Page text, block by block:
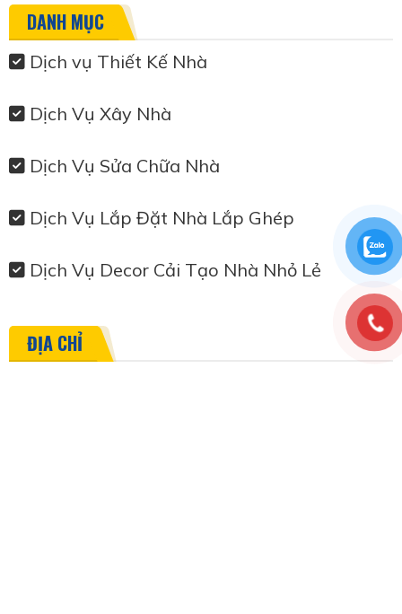
DANH MỤC
Dịch vụ Thiết Kế Nhà
Dịch Vụ Xây Nhà
Dịch Vụ Sửa Chữa Nhà
Dịch Vụ Lắp Đặt Nhà Lắp Ghép
Dịch Vụ Decor Cải Tạo Nhà Nhỏ Lẻ
ĐỊA CHỈ